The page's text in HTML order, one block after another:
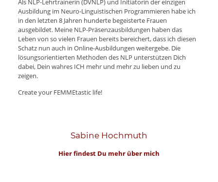
Ausbildung im Neuro-Linguistischen Programmieren habe ich
in den letzten 8 Jahren hunderte begeisterte Frauen
ausgebildet. Meine NLP-Präsenzausbildungen haben das
Leben von so vielen Frauen bereits bereichert, dass ich diesen
Schatz nun auch in Online-Ausbildungen weitergebe. Die
lösungsorientierten Methoden des NLP unterstützen Dich
dabei, Dein wahres ICH mehr und mehr zu lieben und zu
zeigen.
Create your FEMMEtastic life!
Sabine Hochmuth
Hier findest Du mehr über mich